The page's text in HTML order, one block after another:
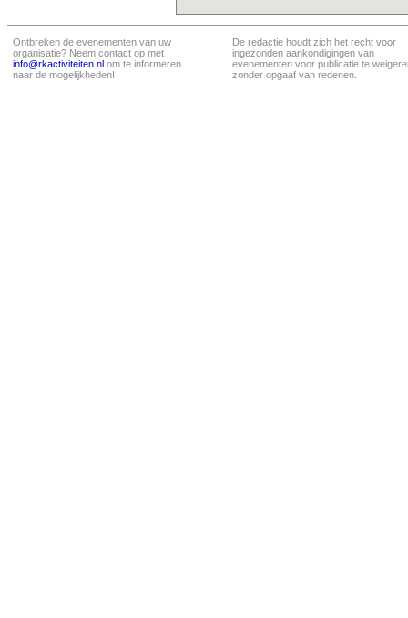
Ontbreken de evenementen van uw
organisatie? Neem contact op met
info@rkactiviteiten.nl om te informeren
naar de mogelijkheden!
De redactie houdt zich het recht voor
ingezonden aankondigingen van
evenementen voor publicatie te
zonder opgaaf van redenen.